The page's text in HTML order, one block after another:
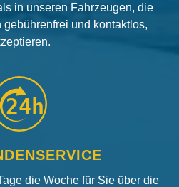
in unseren Fahrzeugen, die
und kontaktlos,
24h
die Woche für Sie über die